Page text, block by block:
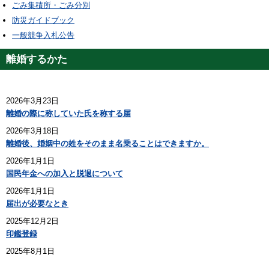
ごみ集積所・ごみ分別
防災ガイドブック
一般競争入札公告
離婚するかた
2026年3月23日
離婚の際に称していた氏を称する届
2026年3月18日
離婚後、婚姻中の姓をそのまま名乗ることはできますか。
2026年1月1日
国民年金への加入と脱退について
2026年1月1日
届出が必要なとき
2025年12月2日
印鑑登録
2025年8月1日